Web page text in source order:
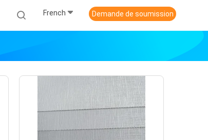
French Demande de soumission